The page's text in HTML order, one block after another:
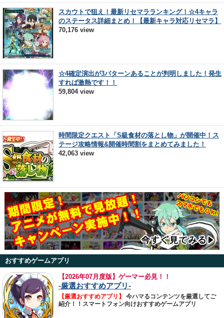
スカウトで狙え！最新リセマラランキング！☆4キャラ
のステータス詳細まとめ！【最新キャラ対応リセマラ】
70,176 view
☆4確定演出が3パターンあることが判明しました！発生
すれば激熱です！！
59,804 view
時間限定クエスト「S級食材の落とし物」が開催中！ス
テージ攻略情報&開催時間割をまとめてみました！
42,063 view
おすすめゲームアプリ
【2026年07月度版】ゲーマー必見！！
-厳選おすすめアプリ-
【厳選おすすめアプリ】
今ハマるコンテンツを厳選してご
紹介！！スマートフォン向けおすすめゲームアプリ